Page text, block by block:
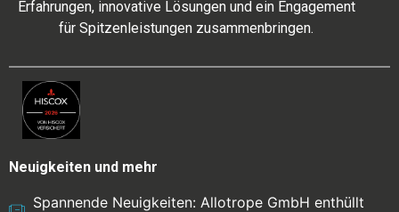
Erfahrungen, innovative Lösungen und ein Engagement
für Spitzenleistungen zusammenbringen.
Neuigkeiten und mehr
Spannende Neuigkeiten: Allotrope GmbH enthüllt